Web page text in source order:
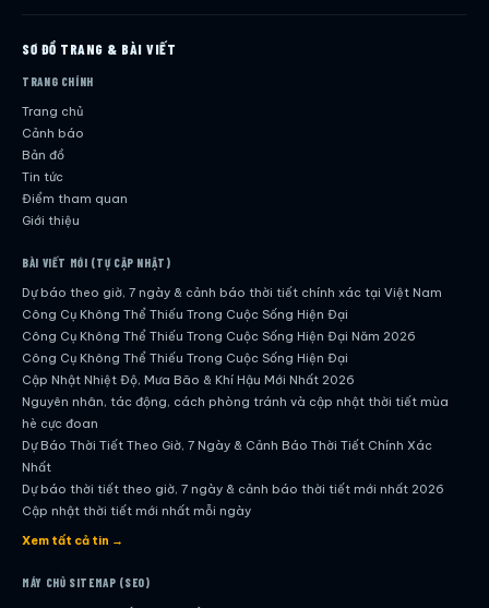
SƠ ĐỒ TRANG & BÀI VIẾT
TRANG CHÍNH
Trang chủ
Cảnh báo
Bản đồ
Tin tức
Điểm tham quan
Giới thiệu
BÀI VIẾT MỚI (TỰ CẬP NHẬT)
Dự báo theo giờ, 7 ngày & cảnh báo thời tiết chính xác tại Việt Nam
Công Cụ Không Thể Thiếu Trong Cuộc Sống Hiện Đại
Công Cụ Không Thể Thiếu Trong Cuộc Sống Hiện Đại Năm 2026
Công Cụ Không Thể Thiếu Trong Cuộc Sống Hiện Đại
Cập Nhật Nhiệt Độ, Mưa Bão & Khí Hậu Mới Nhất 2026
Nguyên nhân, tác động, cách phòng tránh và cập nhật thời tiết mùa
hè cực đoan
Dự Báo Thời Tiết Theo Giờ, 7 Ngày & Cảnh Báo Thời Tiết Chính Xác
Nhất
Dự báo thời tiết theo giờ, 7 ngày & cảnh báo thời tiết mới nhất 2026
Cập nhật thời tiết mới nhất mỗi ngày
Hướng dẫn đầy đủ về dự báo thời tiết hiện đại
Dự Báo Thời Tiết Theo Giờ, 7 Ngày & Cảnh Báo Thời Tiết Chính Xác
Xem tất cả tin →
MÁY CHỦ SITEMAP (SEO)